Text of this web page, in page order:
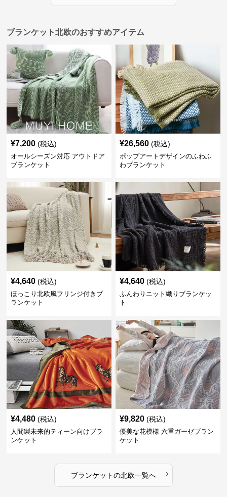
ブランケット北欧のおすすめアイテム
¥7,200 (税込)
オールシーズン対応 アウトドア
ブランケット
¥26,560 (税込)
ポップアートデザインのふわふ
わブランケット
¥4,640 (税込)
ほっこり北欧風フリンジ付きブ
ランケット
¥4,640 (税込)
ふんわりニット織りブランケッ
ト
¥4,480 (税込)
人間製未来的ティーン向けブラ
ンケット
¥9,820 (税込)
優美な花模様 六重ガーゼブラン
ケット
ブランケットの北欧一覧へ ›